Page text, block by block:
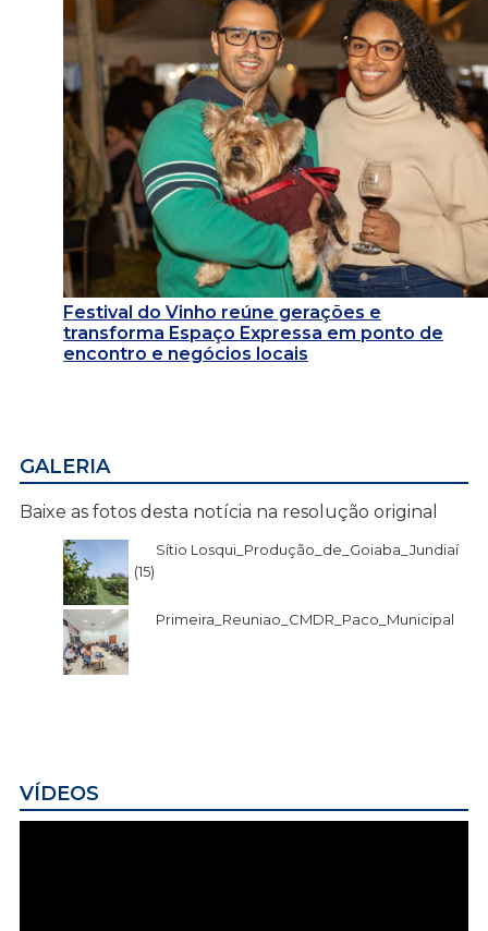
Festival do Vinho reúne gerações e
transforma Espaço Expressa em ponto de
encontro e negócios locais
GALERIA
Baixe as fotos desta notícia na resolução original
Sítio Losqui_Produção_de_Goiaba_Jundiaí
(15)
Primeira_Reuniao_CMDR_Paco_Municipal
VÍDEOS